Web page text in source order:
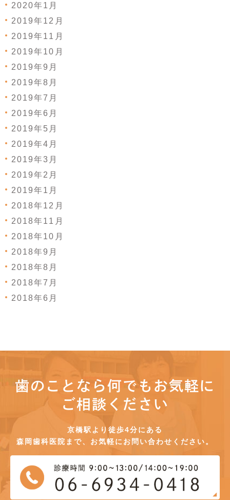
2020年1月
2019年12月
2019年11月
2019年10月
2019年9月
2019年8月
2019年7月
2019年6月
2019年5月
2019年4月
2019年3月
2019年2月
2019年1月
2018年12月
2018年11月
2018年10月
2018年9月
2018年8月
2018年7月
2018年6月
歯のことなら何でもお気軽に
ご相談ください
京橋駅より徒歩4分にある
森岡歯科医院まで、お気軽にお問い合わせください。